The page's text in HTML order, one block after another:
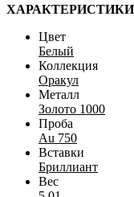
ХАРАКТЕРИСТИКИ
Цвет
Белый
Коллекция
Оракул
Металл
Золото 1000
Проба
Au 750
Вставки
Бриллиант
Вес